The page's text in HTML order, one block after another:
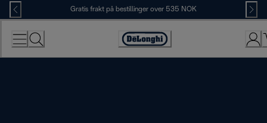
Skip
to
Content
Gratis frakt på bestillinger over 535 NOK
Accessibility
Statement